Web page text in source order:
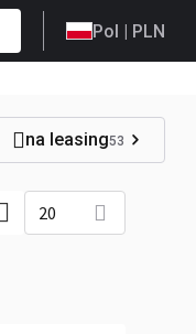
Pol | PLN
na leasing53
20